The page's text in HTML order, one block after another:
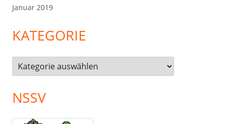
Januar 2019
KATEGORIE
Kategorie
NSSV